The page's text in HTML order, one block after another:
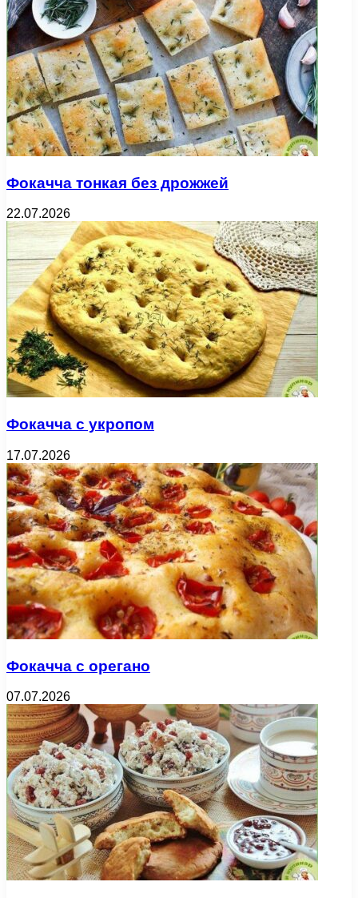
Фокачча тонкая без дрожжей
22.07.2026
Фокачча с укропом
17.07.2026
Фокачча с орегано
07.07.2026